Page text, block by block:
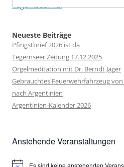
Tegernseer Tal
nach:
Neueste Beiträge
Pfingstbrief 2026 ist da
Tegernseer Zeitung 17.12.2025
Orgelmeditation mit Dr. Berndt Jäger
Gebrauchtes Feuerwehrfahrzeug
nach Argentinien
Argentinien-Kalender 2026
Anstehende Veranstaltungen
Es sind keine anstehenden